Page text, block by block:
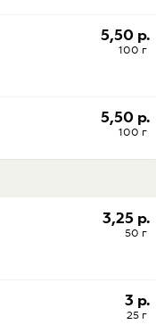
5,50 р.
100 г
5,50 р.
100 г
3,25 р.
50 г
3 р.
25 г